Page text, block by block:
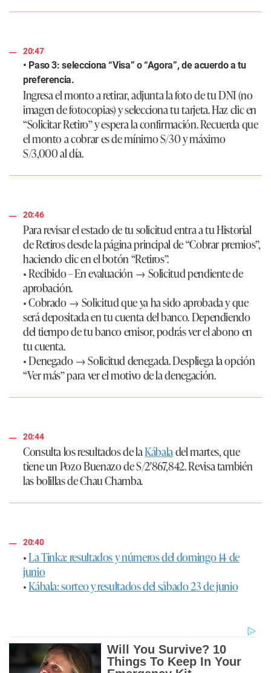
20:47
• Paso 3: selecciona “Visa” o “Agora”, de acuerdo a tu
preferencia.
Ingresa el monto a retirar, adjunta la foto de tu DNI (no
imagen de fotocopias) y selecciona tu tarjeta. Haz clic en
“Solicitar Retiro” y espera la confirmación. Recuerda que
el monto a cobrar es de mínimo S/30 y máximo
S/3,000 al día.
20:46
Para revisar el estado de tu solicitud entra a tu Historial
de Retiros desde la página principal de “Cobrar premios”,
haciendo clic en el botón “Retiros”.
• Recibido – En evaluación → Solicitud pendiente de
aprobación.
• Cobrado → Solicitud que ya ha sido aprobada y que
será depositada en tu cuenta del banco. Dependiendo
del tiempo de tu banco emisor, podrás ver el abono en
tu cuenta.
• Denegado → Solicitud denegada. Despliega la opción
“Ver más” para ver el motivo de la denegación.
20:44
Consulta los resultados de laKábaladel martes, que
tiene un Pozo Buenazo de S/2′867,842. Revisa también
las bolillas de Chau Chamba.
20:40
•La Tinka: resultados y números del domingo 14 de
junio
•Kábala: sorteo y resultados del sábado 23 de junio